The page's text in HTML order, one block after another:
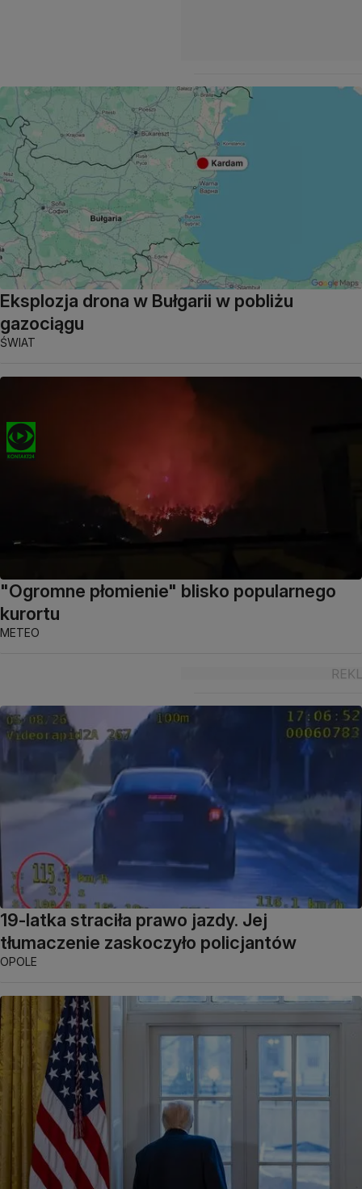
Eksplozja drona w Bułgarii w pobliżu
gazociągu
ŚWIAT
"Ogromne płomienie" blisko popularnego
kurortu
METEO
19-latka straciła prawo jazdy. Jej
tłumaczenie zaskoczyło policjantów
OPOLE